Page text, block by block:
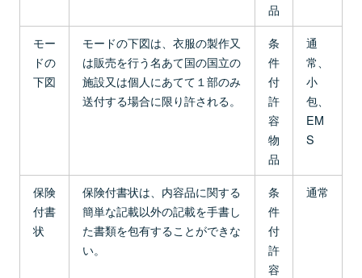
品
モー
ドの
下図
モードの下図は、衣服の製作又
は販売を行う名あて国の国立の
施設又は個人にあてて１部のみ
送付する場合に限り許される。
条
件
付
許
容
物
品
通
常、
小
包、
EM
S
保険
付書
状
保険付書状は、内容品に関する
簡単な記載以外の記載を手書し
た書類を包有することができな
い。
条
件
付
許
容
通常